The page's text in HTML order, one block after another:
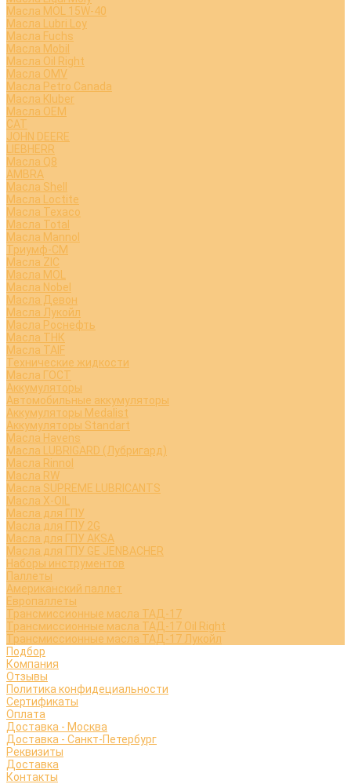
Масла MOL 15W-40
Масла Lubri Loy
Масла Fuchs
Масла Mobil
Масла Oil Right
Масла OMV
Масла Petro Canada
Масла Kluber
Масла OEM
CAT
JOHN DEERE
LIEBHERR
Масла Q8
AMBRA
Масла Shell
Масла Loctite
Масла Texaco
Масла Total
Масла Mannol
Триумф-СМ
Масла ZIC
Масла MOL
Масла Nobel
Масла Девон
Масла Лукойл
Масла Роснефть
Масла ТНК
Масла TAIF
Технические жидкости
Масла ГОСТ
Аккумуляторы
Автомобильные аккумуляторы
Аккумуляторы Medalist
Аккумуляторы Standart
Масла Havens
Масла LUBRIGARD (Лубригард)
Масла Rinnol
Масла RW
Масла SUPREME LUBRICANTS
Масла X-OIL
Масла для ГПУ
Масла для ГПУ 2G
Масла для ГПУ AKSA
Масла для ГПУ GE JENBACHER
Наборы инструментов
Паллеты
Американский паллет
Европаллеты
Трансмиссионные масла ТАД-17
Трансмиссионные масла ТАД-17 Oil Right
Трансмиссионные масла ТАД-17 Лукойл
Подбор
Компания
Отзывы
Политика конфидециальности
Сертификаты
Оплата
Доставка - Москва
Доставка - Санкт-Петербург
Реквизиты
Доставка
Контакты